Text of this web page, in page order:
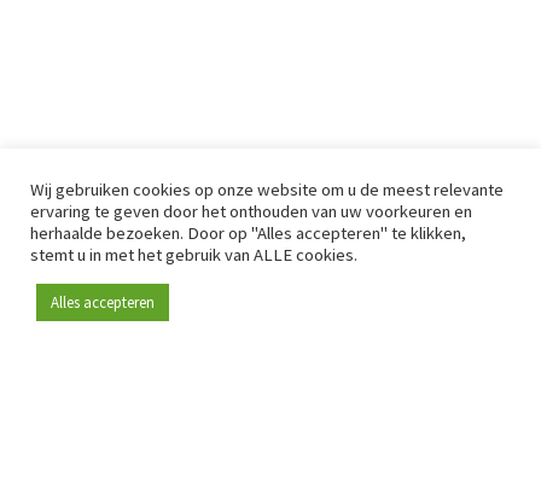
Wij gebruiken cookies op onze website om u de meest relevante
ervaring te geven door het onthouden van uw voorkeuren en
herhaalde bezoeken. Door op "Alles accepteren" te klikken,
stemt u in met het gebruik van ALLE cookies.
Alles accepteren